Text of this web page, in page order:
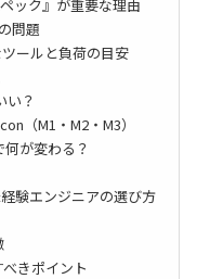
ック』が重要な理由
問題
ールと負荷の目安
い？
（M1・M2・M3）
何が変わる？
験エンジニアの選び方
きポイント